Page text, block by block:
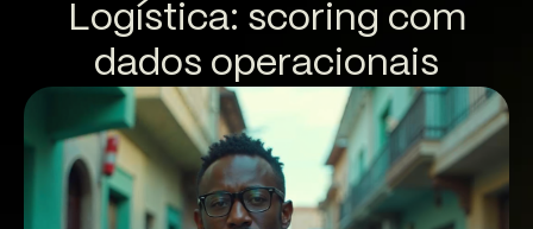
Logística: scoring com
dados operacionais